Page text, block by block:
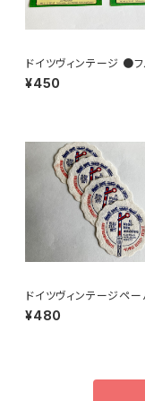
ドイツヴィンテージ ●
ワインラベル3枚組●
¥450
ドイツヴィンテージペー
ースター鉄道4枚組
¥480